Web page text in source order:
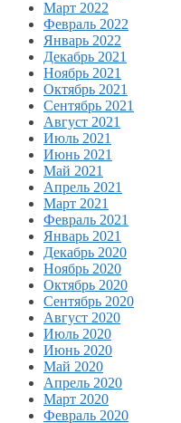
Март 2022
Февраль 2022
Январь 2022
Декабрь 2021
Ноябрь 2021
Октябрь 2021
Сентябрь 2021
Август 2021
Июль 2021
Июнь 2021
Май 2021
Апрель 2021
Март 2021
Февраль 2021
Январь 2021
Декабрь 2020
Ноябрь 2020
Октябрь 2020
Сентябрь 2020
Август 2020
Июль 2020
Июнь 2020
Май 2020
Апрель 2020
Март 2020
Февраль 2020